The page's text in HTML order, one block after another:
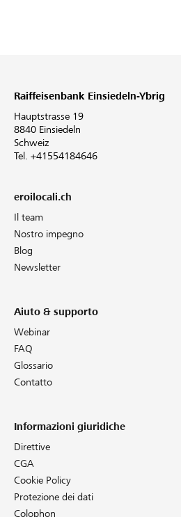
Raiffeisenbank Einsiedeln-Ybrig
Hauptstrasse 19
8840 Einsiedeln
Schweiz
Tel. +41554184646
eroilocali.ch
Il team
Nostro impegno
Blog
Newsletter
Aiuto & supporto
Webinar
FAQ
Glossario
Contatto
Informazioni giuridiche
Direttive
CGA
Cookie Policy
Protezione dei dati
Colophon